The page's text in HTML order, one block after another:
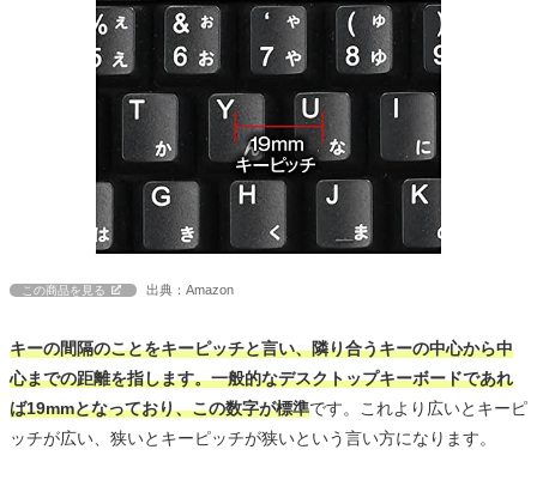
この商品を見る 出典：Amazon
キーの間隔のことをキーピッチと言い、隣り合うキーの中心から中
心までの距離を指します。一般的なデスクトップキーボードであれ
ば19mmとなっており、この数字が標準です。これより広いとキーピ
ッチが広い、狭いとキーピッチが狭いという言い方になります。